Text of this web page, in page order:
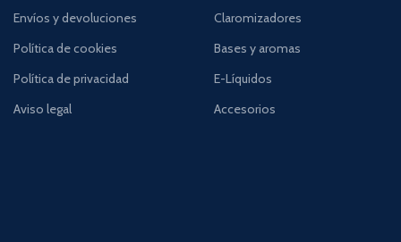
Envíos y devoluciones
Política de cookies
Política de privacidad
Aviso legal
Claromizadores
Bases y aromas
E-Líquidos
Accesorios